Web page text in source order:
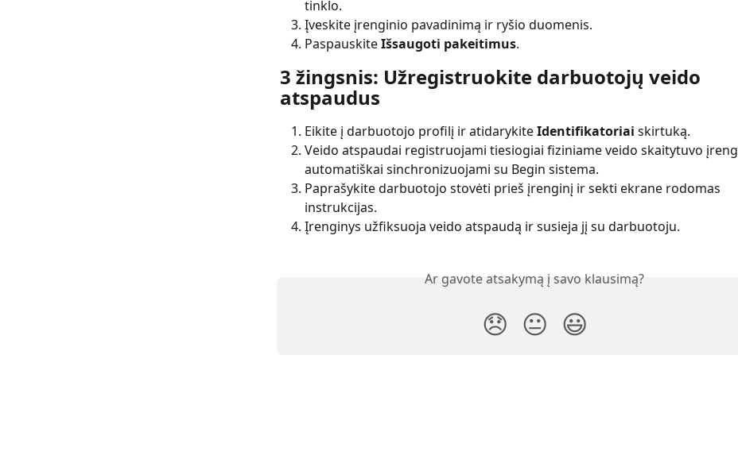
tinklo.
Įveskite įrenginio pavadinimą ir ryšio duomenis.
Paspauskite Išsaugoti pakeitimus.
3 žingsnis: Užregistruokite darbuotojų veido
atspaudus
Eikite į darbuotojo profilį ir atidarykite Identifikatoriai skirtuką.
Veido atspaudai registruojami tiesiogiai fiziniame veido skaitytuvo
automatiškai sinchronizuojami su Begin sistema.
Paprašykite darbuotojo stovėti prieš įrenginį ir sekti ekrane rodomas
instrukcijas.
Įrenginys užfiksuoja veido atspaudą ir susieja jį su darbuotoju.
Ar gavote atsakymą į savo klausimą?
😞 😐 😃